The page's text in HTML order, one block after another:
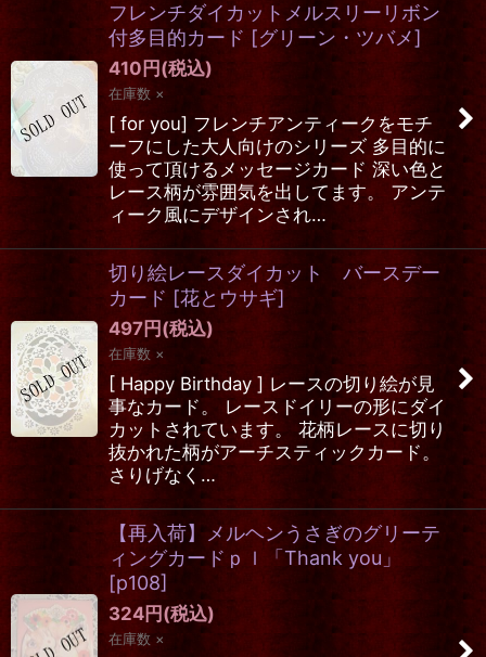
フレンチダイカットメルスリーリボン
付多目的カード [グリーン・ツバメ]
410 円 (税込)
在庫数 ×
[ for you] フレンチアンティークをモチ
ーフにした大人向けのシリーズ 多目的に
使って頂けるメッセージカード 深い色と
レース柄が雰囲気を出してます。 アンテ
ィーク風にデザインされ…
切り絵レースダイカット バースデー
カード [花とウサギ]
497円 (税込)
在庫数 ×
[ Happy Birthday ] レースの切り絵が見
事なカード。 レースドイリーの形にダイ
カットされています。 花柄レースに切り
抜かれた柄がアーチスティックカード。
さりげなく…
【再入荷】メルヘンうさぎのグリーテ
ィングカードｐｌ「Thank you」
[p108]
324円 (税込)
在庫数 ×